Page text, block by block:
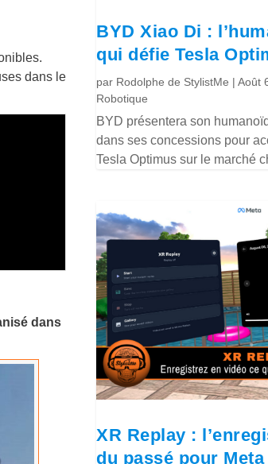
dans le
dans
BYD Xiao Di :
qui défie Tesla
par Rodolphe de StylistMe |Août
Robotique
BYD présentera son
dans ses concessions pour
Tesla Optimus sur le marché
XR Replay :
du passé pour